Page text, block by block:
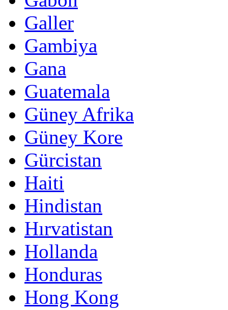
Galler
Gambiya
Gana
Guatemala
Güney Afrika
Güney Kore
Gürcistan
Haiti
Hindistan
Hırvatistan
Hollanda
Honduras
Hong Kong